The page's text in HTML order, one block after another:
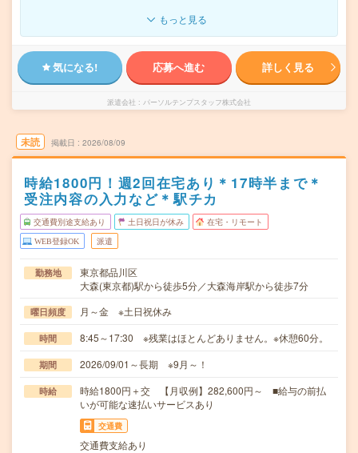
もっと見る
気になる! 応募へ進む 詳しく見る
派遣会社 パーソルテンプスタッフ株式会社
未読 掲載日 2026/08/09
時給1800円！週2回在宅あり＊17時半まで＊
受注内容の入力など＊駅チカ
交通費別途支給あり 土日祝日が休み 在宅・リモート
WEB登録OK 派遣
勤務地
東京都品川区
大森(東京都)駅から徒歩5分／大森海岸駅から徒歩7分
曜日頻度 月～金 ※土日祝休み
時間 8:45～17:30 ※残業はほとんどありません。※休憩60分。
期間 2026/09/01～長期 ※9月～！
時給
時給1800円＋交 【月収例】282,600円～ ■給与の前払
いが可能な速払いサービスあり
交通費
交通費支給あり